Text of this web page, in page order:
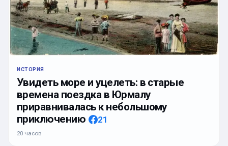
ИСТОРИЯ
Увидеть море и уцелеть: в старые
времена поездка в Юрмалу
приравнивалась к небольшому
приключению
21
20 часов